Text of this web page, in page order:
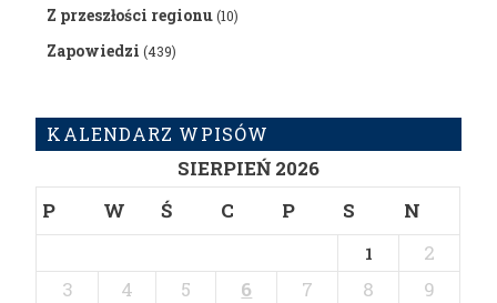
Z przeszłości regionu(10)
Zapowiedzi (439)
KALENDARZ WPISÓW
SIERPIEŃ 2026
P
W Ś C P S N
1
2
3
4 5 6 7 8
9